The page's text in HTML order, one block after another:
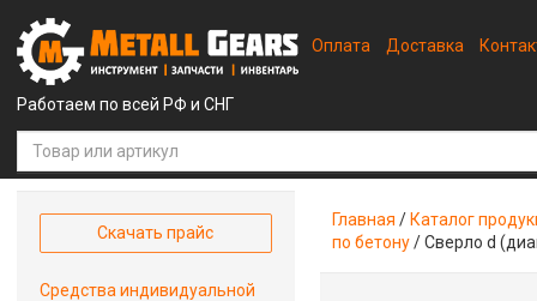
Работаем по всей РФ и СНГ
Оплата Доставка
Главная / Каталог
по бетону/Сверло d
Скачать прайс
Средства индивидуальной